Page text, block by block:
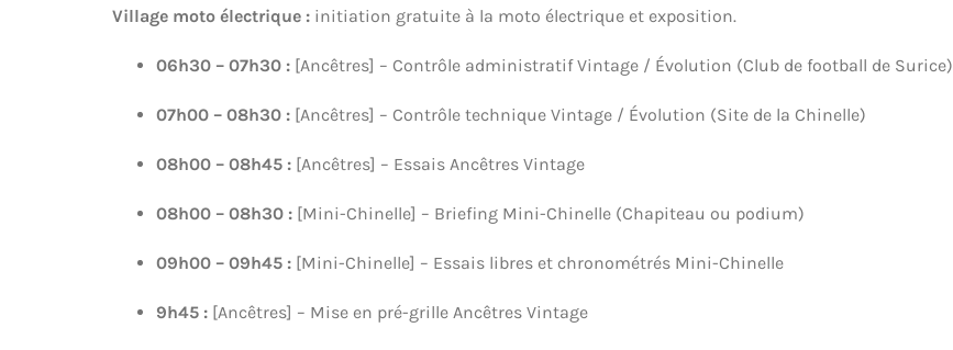
Village moto électrique : initiation gratuite à la moto électrique et exposition.
06h30 – 07h30 : [Ancêtres] – Contrôle administratif Vintage / Évolution (Club de football de Surice)
07h00 – 08h30 :[Ancêtres] – Contrôle technique Vintage / Évolution (Site de la Chinelle)
08h00 – 08h45 :[Ancêtres] – Essais Ancêtres Vintage
08h00 – 08h30 : [Mini-Chinelle] – Briefing Mini-Chinelle (Chapiteau ou podium)
09h00 – 09h45 :[Mini-Chinelle] – Essais libres et chronométrés Mini-Chinelle
9h45 :[Ancêtres] – Mise en pré-grille Ancêtres Vintage